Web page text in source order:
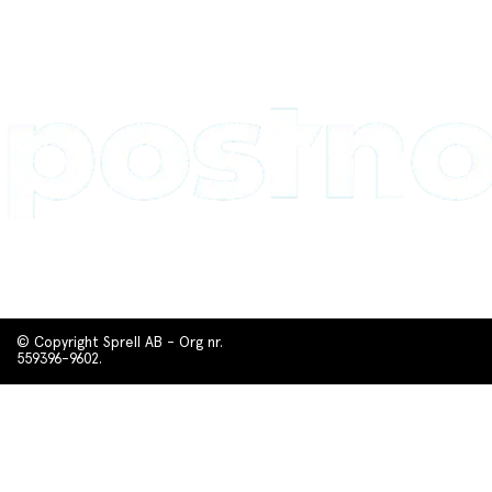
© Copyright Sprell AB - Org nr.
559396-9602.